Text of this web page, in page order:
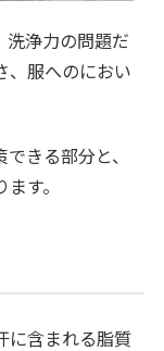
洗浄力の問題だ
、服へのにおい
きる部分と、
す。
に含まれる脂質